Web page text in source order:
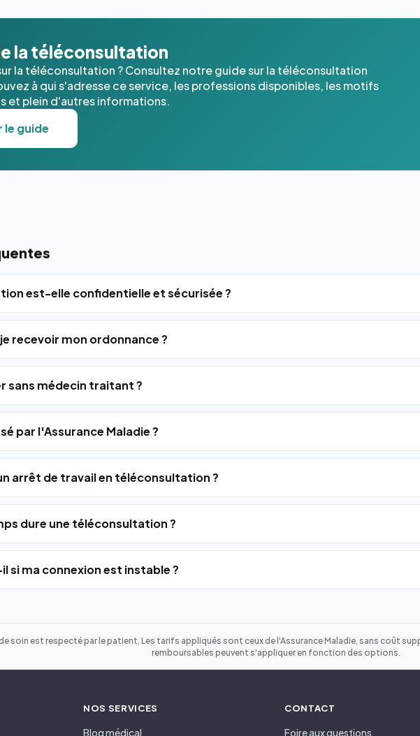
la téléconsultation
la téléconsultation ? Consultez notre guide sur la téléconsultation
à qui s'adresse ce service, les professions disponibles, les motifs
et plein d'autres informations.
le guide
est-elle confidentielle et sécurisée ?
recevoir mon ordonnance ?
sans médecin traitant ?
par l'Assurance Maladie ?
arrêt de travail en téléconsultation ?
dure une téléconsultation ?
si ma connexion est instable ?
soin est respecté par le patient. Les tarifs appliqués sont ceux de l'Assurance Maladie, sans coût
remboursables peuvent s'appliquer en fonction des options.
NOS SERVICES
Blog médical
CONTACT
Foire aux questions